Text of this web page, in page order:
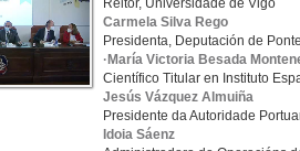
Reitor, Universidade de Vigo
Carmela Silva Rego
Presidenta, Deputación de
·María Victoria Besada
Científico Titular en Instituto
Jesús Vázquez Almuiña
Presidente da Autoridade
Idoia Sáenz